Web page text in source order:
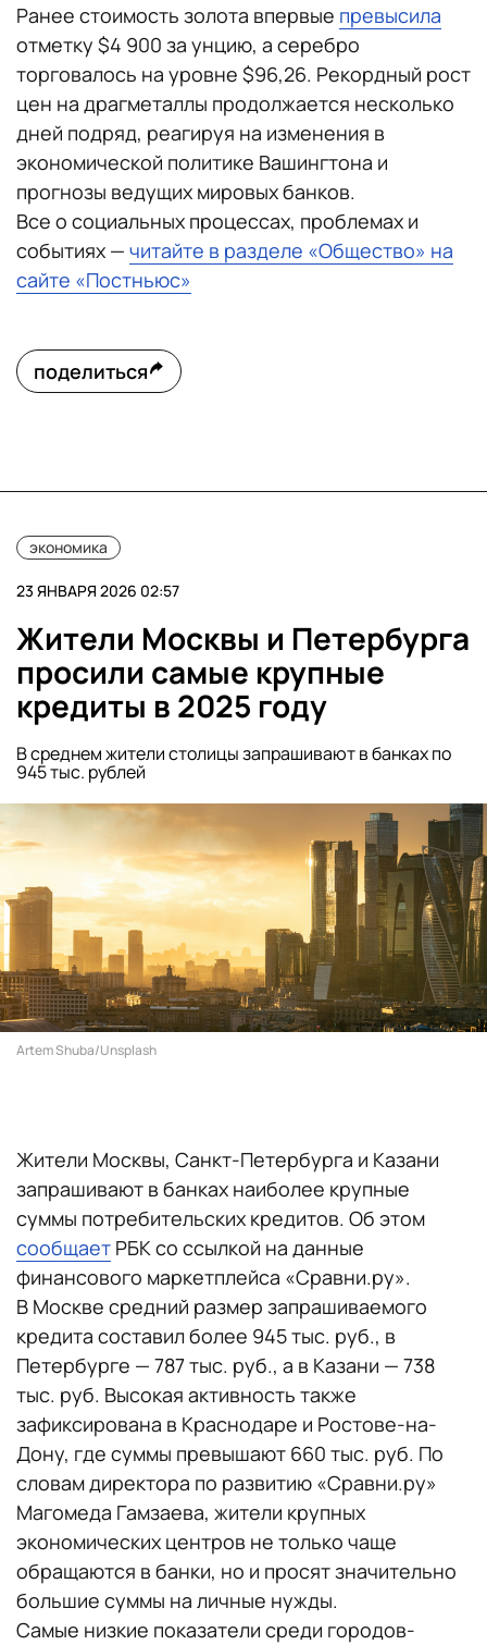
Ранее стоимость золота впервые превысила
отметку $4 900 за унцию, а серебро
торговалось на уровне $96,26. Рекордный рост
цен на драгметаллы продолжается несколько
дней подряд, реагируя на изменения в
экономической политике Вашингтона и
прогнозы ведущих мировых банков.
Все о социальных процессах, проблемах и
событиях — читайте в разделе «Общество» на
сайте «Постньюс»
поделиться
экономика
23 ЯНВАРЯ 2026 02:57
Жители Москвы и Петербурга
просили самые крупные
кредиты в 2025 году
В среднем жители столицы запрашивают в банках по
945 тыс. рублей
Artem Shuba/Unsplash
Жители Москвы, Санкт-Петербурга и Казани
запрашивают в банках наиболее крупные
суммы потребительских кредитов. Об этом
сообщает РБК со ссылкой на данные
финансового маркетплейса «Сравни.ру».
В Москве средний размер запрашиваемого
кредита составил более 945 тыс. руб., в
Петербурге — 787 тыс. руб., а в Казани — 738
тыс. руб. Высокая активность также
зафиксирована в Краснодаре и Ростове-на-
Дону, где суммы превышают 660 тыс. руб. По
словам директора по развитию «Сравни.ру»
Магомеда Гамзаева, жители крупных
экономических центров не только чаще
обращаются в банки, но и просят значительно
большие суммы на личные нужды.
Самые низкие показатели среди городов-